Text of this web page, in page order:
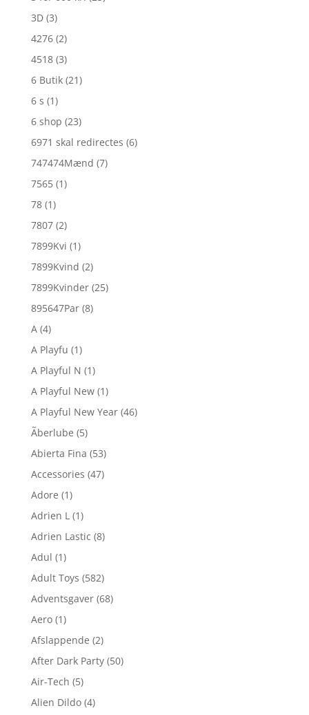
3D (3)
4276 (2)
4518 (3)
6 Butik (21)
6 s (1)
6 shop (23)
6971 skal redirectes (6)
747474Mænd (7)
7565 (1)
78 (1)
7807 (2)
7899Kvi (1)
7899Kvind (2)
7899Kvinder (25)
895647Par (8)
A (4)
A Playfu (1)
A Playful N (1)
A Playful New (1)
A Playful New Year (46)
Ãberlube (5)
Abierta Fina (53)
Accessories (47)
Adore (1)
Adrien L (1)
Adrien Lastic (8)
Adul (1)
Adult Toys (582)
Adventsgaver (68)
Aero (1)
Afslappende (2)
After Dark Party (50)
Air-Tech (5)
Alien Dildo (4)